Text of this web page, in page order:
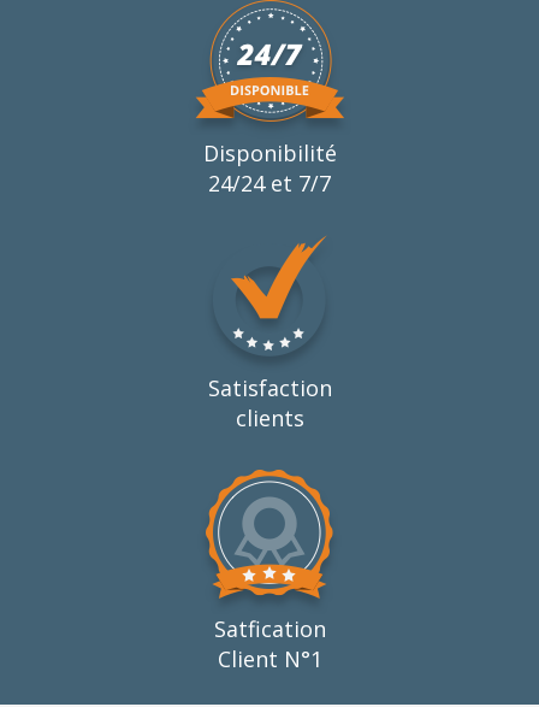
Disponibilité
24/24 et 7/7
Satisfaction
clients
Satfication
Client N°1